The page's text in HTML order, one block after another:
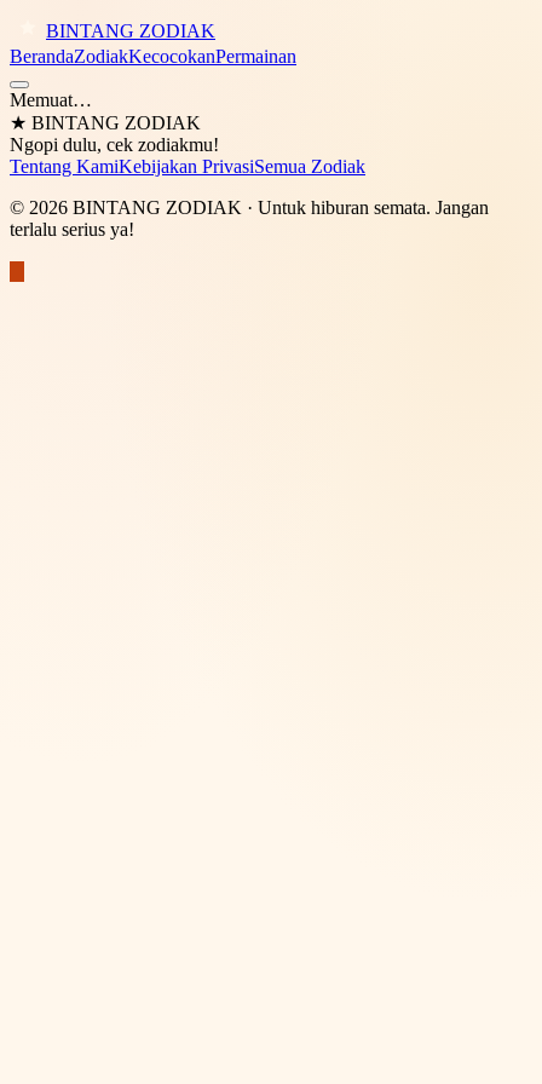
BINTANG ZODIAK
BerandaZodiakKecocokanPermainan
Memuat…
★ BINTANG ZODIAK
Ngopi dulu, cek zodiakmu!
Tentang KamiKebijakan PrivasiSemua Zodiak
© 2026 BINTANG ZODIAK · Untuk hiburan semata. Jangan
terlalu serius ya!